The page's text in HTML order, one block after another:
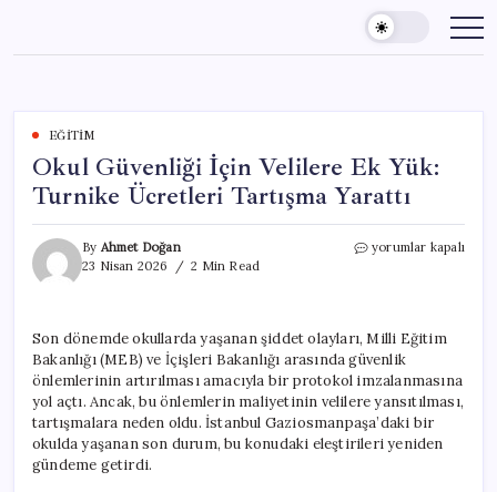
content
EĞITIM
Okul Güvenliği İçin Velilere Ek Yük:
Turnike Ücretleri Tartışma Yarattı
By Ahmet Doğan
23 Nisan 2026
2 Min Read
Okul
Yük:
Turnike
Ücretleri
Tartışma
Yarattı
yorumlar kapalı
Son dönemde okullarda yaşanan şiddet olayları, Milli Eğitim
Bakanlığı (MEB) ve İçişleri Bakanlığı arasında güvenlik
önlemlerinin artırılması amacıyla bir protokol imzalanmasına
yol açtı. Ancak, bu önlemlerin maliyetinin velilere yansıtılması,
tartışmalara neden oldu. İstanbul Gaziosmanpaşa’daki bir
okulda yaşanan son durum, bu konudaki eleştirileri yeniden
gündeme getirdi.